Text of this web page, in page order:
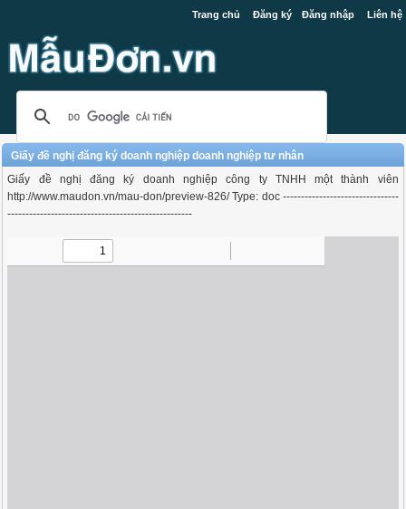
Trang chủ Đăng ký Đăng nhập Liên hệ
Giấy đề nghị đăng ký doanh nghiệp doanh nghiệp tư nhân
Giấy đề nghị đăng ký doanh nghiệp công ty TNHH một thành viên
http://www.maudon.vn/mau-don/preview-826/ Type: doc --------------------------------
---------------------------------------------------